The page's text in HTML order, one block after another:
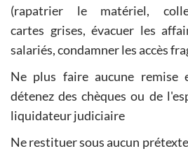
(rapatrier le matériel,
cartes grises, évacuer les
salariés, condamner les accès
Ne plus faire aucune remise
détenez des chèques ou de
liquidateur judiciaire
Ne restituer sous aucun